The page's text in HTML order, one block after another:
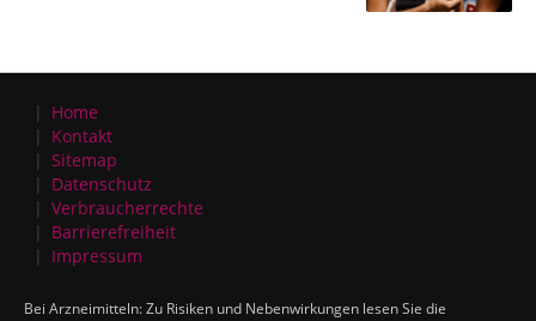
Home
Kontakt
Sitemap
Datenschutz
Verbraucherrechte
Barrierefreiheit
Impressum
Bei Arzneimitteln: Zu Risiken und Nebenwirkungen lesen Sie die